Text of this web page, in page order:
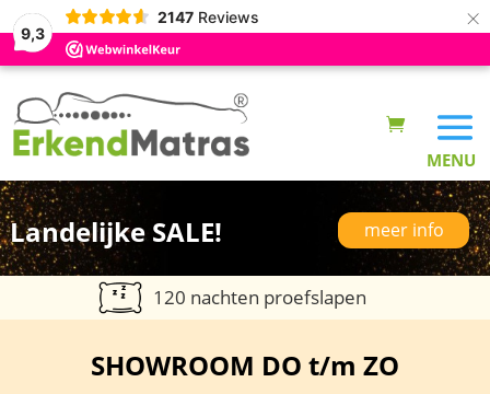
9,3
2147 Reviews ×
Landelijke SALE! meer info
120 nachten proefslapen
SHOWROOM DO t/m ZO